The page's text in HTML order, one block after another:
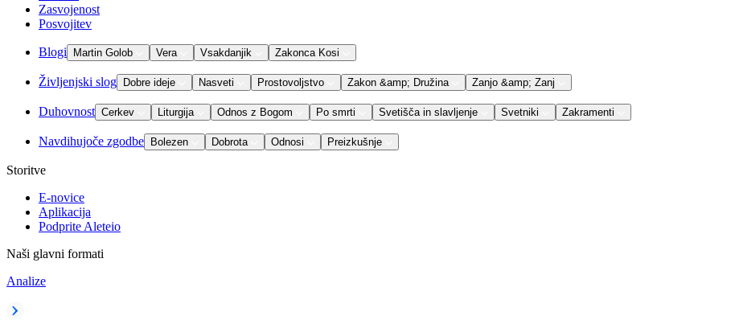
Zasvojenost
Posvojitev
Blogi Martin Golob Vera Vsakdanjik Zakonca Kosi
Življenjski slog Dobre ideje Nasveti Prostovoljstvo Zakon &amp; Družina Zanjo &amp; Zanj
Duhovnost Cerkev Liturgija Odnos z Bogom Po smrti Svetišča in slavljenje Svetniki Zakramenti
Navdihujoče zgodbe Bolezen Dobrota Odnosi Preizkušnje
Storitve
E-novice
Aplikacija
Podprite Aleteio
Naši glavni formati
Analize